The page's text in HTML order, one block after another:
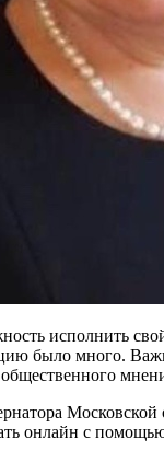
исполнить
было много.
Московской
онлайн с